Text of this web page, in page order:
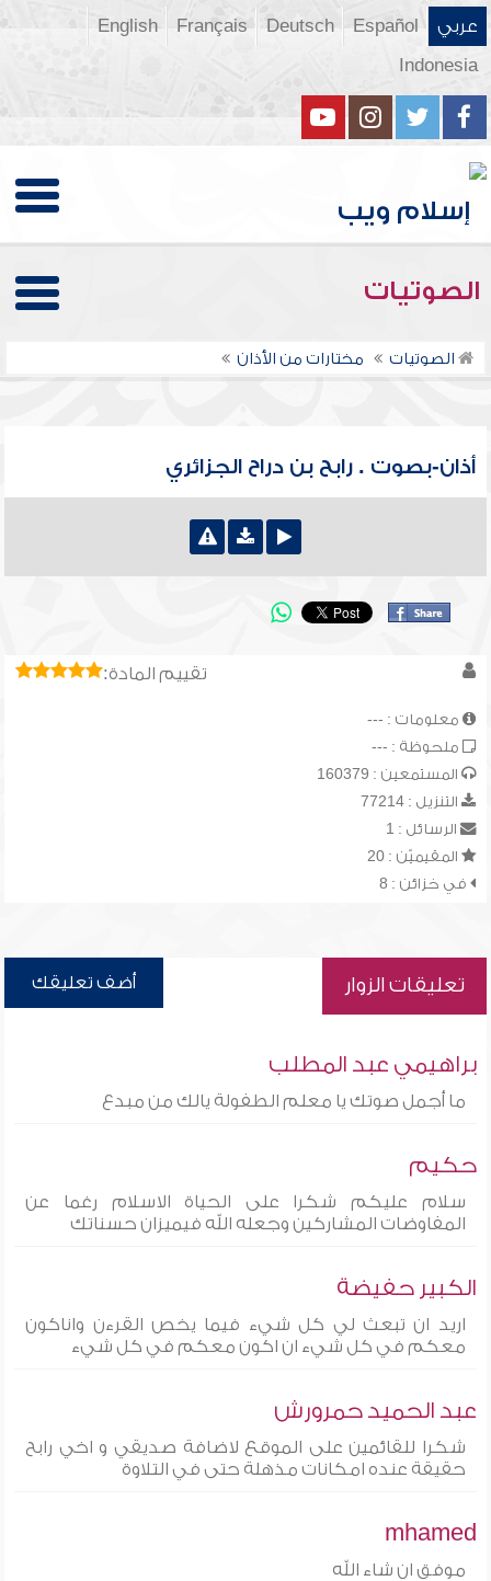
عربي Español
Deutsch
Français
English
Indonesia
الصوتيات
الصوتيات مختارات من الأذان
أذان-بصوت . رابح بن دراح الجزائري
تقييم المادة:
معلومات : ---
ملحوظة : ---
المستمعين : 160379
التنزيل : 77214
الرسائل : 1
المقيميّن : 20
في خزائن : 8
تعليقات الزوار أضف تعليقك
براهيمي عبد المطلب
ما أجمل صوتك يا معلم الطفولة يالك من مبدع
حكيم
سلام عليكم شكرا على الحياة الاسلام رغما عن
المفاوضات المشاركين وجعله الله فيميزان حسناتك
الكبير حفيضة
اريد ان تبعث لي كل شيء فيما يخص القرءن واناكون
معكم في كل شيء ان اكون معكم في كل شيء
عبد الحميد حمرورش
شكرا للقائمين على الموقع لاضافة صديقي و اخي رابح
حقيقة عنده امكانات مذهلة حتى في التلاوة
mhamed
موفق ان شاء الله